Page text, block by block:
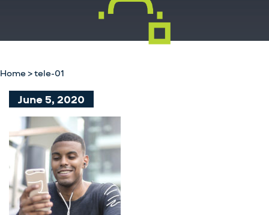
Domovská stránka
O nás
Home>tele-01
June 5, 2020